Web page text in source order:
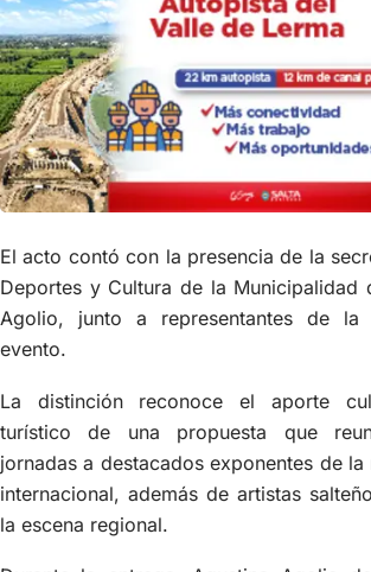
El acto contó con la presencia de la
Deportes y Cultura de la Municipalidad
Agolio, junto a representantes de la
evento.
La distinción reconoce el aporte
turístico de una propuesta que
jornadas a destacados exponentes de
internacional, además de artistas
la escena regional.